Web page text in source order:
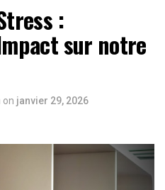
:
sur notre
on janvier 29, 2026